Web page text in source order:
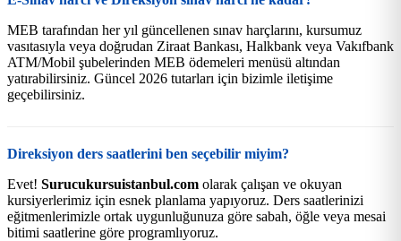
MEB tarafından her yıl güncellenen sınav harçlarını, kursumuz
vasıtasıyla veya doğrudan Ziraat Bankası, Halkbank veya Vakıfbank
ATM/Mobil şubelerinden MEB ödemeleri menüsü altından
yatırabilirsiniz. Güncel 2026 tutarları için bizimle iletişime
geçebilirsiniz.
Direksiyon ders saatlerini ben seçebilir miyim?
Evet! Surucukursuistanbul.com olarak çalışan ve okuyan
kursiyerlerimiz için esnek planlama yapıyoruz. Ders saatlerinizi
eğitmenlerimizle ortak uygunluğunuza göre sabah, öğle veya mesai
bitimi saatlerine göre programlıyoruz.